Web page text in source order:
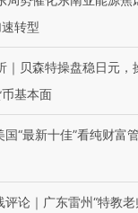
转型
｜贝森特操盘稳日元，
基本面
国“最新十佳”看纯财富
评论｜广东雷州“特教